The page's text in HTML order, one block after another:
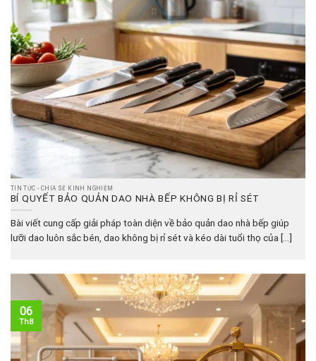
TIN TỨC - CHIA SẺ KINH NGHIỆM
BÍ QUYẾT BẢO QUẢN DAO NHÀ BẾP KHÔNG BỊ RỈ SÉT
Bài viết cung cấp giải pháp toàn diện về bảo quản dao nhà bếp giúp
lưỡi dao luôn sắc bén, dao không bị rỉ sét và kéo dài tuổi thọ của [...]
06
Th8